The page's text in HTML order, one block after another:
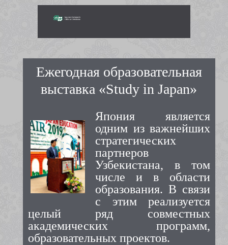
Ежегодная образовательная
выставка «Study in Japan»
Япония является
одним из важнейших
стратегических
партнеров
Узбекистана, в том
числе и в области
образования. В связи
с этим реализуется
целый ряд совместных
академических программ,
образовательных проектов.